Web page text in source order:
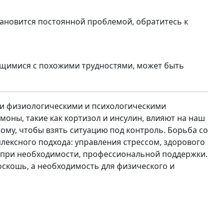
постоянной проблемой, обратитесь к
с похожими трудностями, может быть
физиологическими и психологическими
такие как кортизол и инсулин, влияют на наш
чтобы взять ситуацию под контроль. Борьба со
подхода: управления стрессом, здорового
необходимости, профессиональной поддержки.
а необходимость для физического и